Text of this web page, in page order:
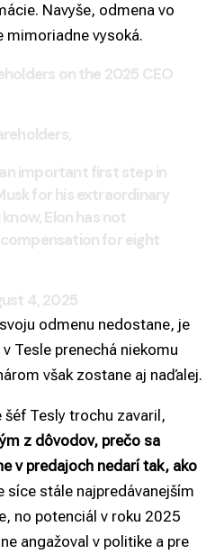
Navyše, odmena vo
mimoriadne vysoká.
on the 2025 CEO
important first step in
for his extraordinary
Elon has not
for eight
4, 2025
odmenu nedostane, je
Tesle prenechá niekomu
však zostane aj naďalej.
Tesly trochu zavaril,
z dôvodov, prečo sa
v predajoch nedarí tak, ako
síce stále najpredávanejším
no potenciál v roku 2025
angažoval v politike a pre